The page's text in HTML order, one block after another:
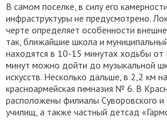
В самом поселке, в силу его
инфраструктуры не предусмотрено.
черте определяет особенности
так, ближайшие школа и
находятся в 10-15 минутах ходьбы
минут можно дойти до музыкальной
искусств. Несколько дальше, в 2,2 км
красноармейская гимназия № 6. В
расположены филиалы Суворовского и
училищ, а также частный детсад